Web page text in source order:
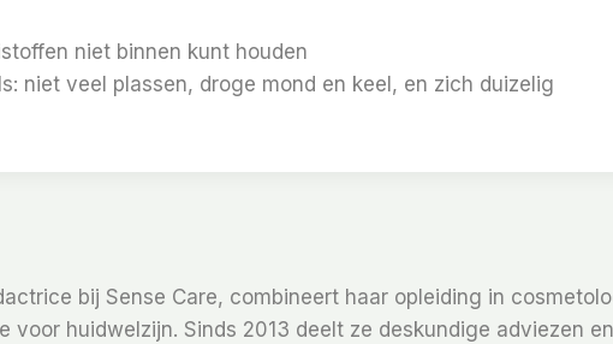
niet binnen kunt houden
niet veel plassen, droge mond en keel, en zich duizelig
bij Sense Care, combineert haar opleiding in
voor huidwelzijn. Sinds 2013 deelt ze deskundige adviezen en